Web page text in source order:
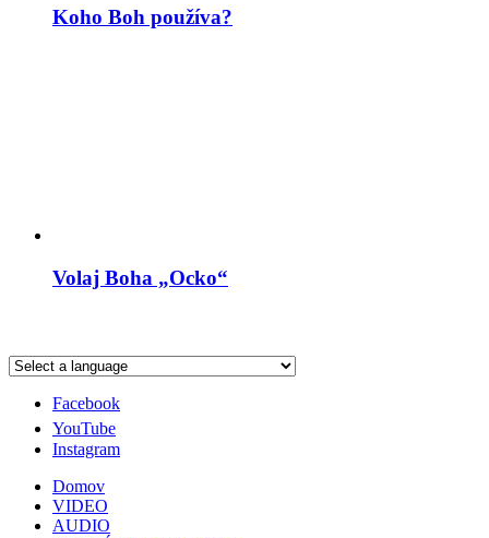
Koho Boh používa?
Volaj Boha „Ocko“
Facebook
YouTube
Instagram
Domov
VIDEO
AUDIO